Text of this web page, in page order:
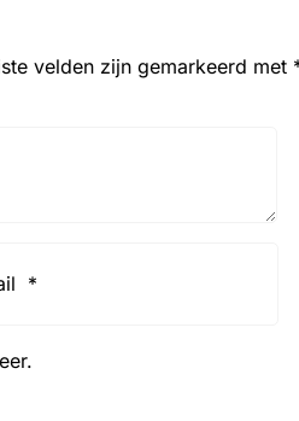
velden zijn gemarkeerd met